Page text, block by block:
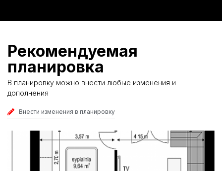
Рекомендуемая
планировка
В планировку можно внести любые изменения и
дополнения
Внести изменения в планировку